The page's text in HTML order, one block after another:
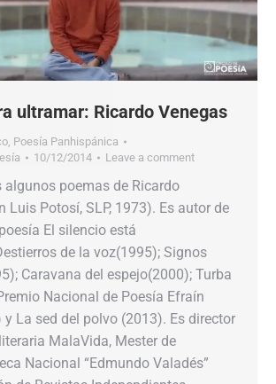
ultramar: Ricardo Venegas
, Poesía Panhispánica
10/12/2014 Leave a comment
algunos poemas de Ricardo
Luis Potosí, SLP, 1973). Es autor de
El silencio está
de la voz(1995); Signos
Caravana del espejo(2000); Turba
Nacional de Poesía Efraín
y La sed del polvo (2013). Es director
MalaVida, Mester de
Nacional “Edmundo Valadés”